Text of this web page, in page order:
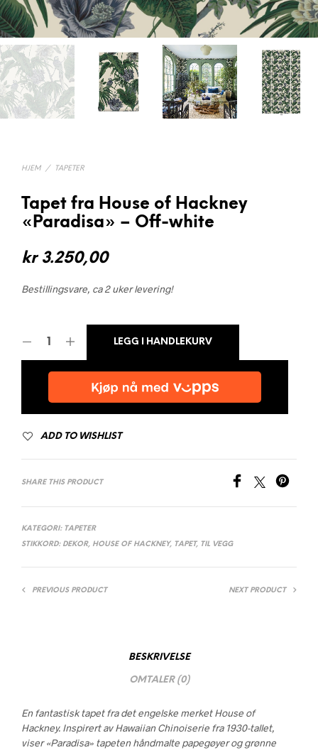
HJEM / TAPETER
Tapet fra House of Hackney
«Paradisa» – Off-white
kr3.250,00
Bestillingsvare, ca 2 uker levering!
LEGG I HANDLEKURV
ADD TO WISHLIST
SHARE THIS PRODUCT
KATEGORI: TAPETER
STIKKORD: DEKOR, HOUSE OF HACKNEY, TAPET, TIL VEGG
PREVIOUS PRODUCT NEXT PRODUCT
BESKRIVELSE
OMTALER (0)
En fantastisk tapet fra det engelske merket House of
Hackney. Inspirert av Hawaiian Chinoiserie fra 1930-tallet,
viser «Paradisa» tapeten håndmalte papegøyer og grønne